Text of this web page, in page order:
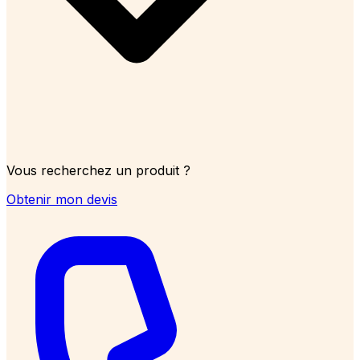
Vous recherchez un produit ?
Obtenir mon devis